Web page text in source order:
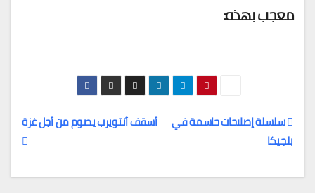
معجب بهذه:
تصفّح
المقالات
أسقف أنتويرب يصوم من أجل غزة
سلسلة إصلاحات حاسمة في
بلجيكا